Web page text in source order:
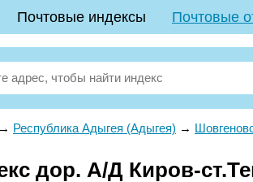
Почтовые индексы Почтовые
→ Республика Адыгея (Адыгея) →
дор. А/Д Киров-